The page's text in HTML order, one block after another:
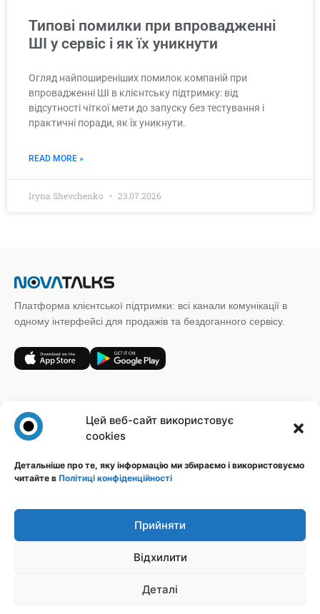
Цей веб-сайт використовує
cookies
Детальніше про те, яку інформацію ми збираємо і використовуємо
читайте в Політиці конфіденційності
Прийняти
Відхилити
Деталі
Типові помилки при впровадженні
ШІ у сервіс і як їх уникнути
Огляд найпоширеніших помилок компаній при
впровадженні ШІ в клієнтську підтримку: від
відсутності чіткої мети до запуску без тестування і
практичні поради, як їх уникнути.
READ MORE »
Iryna Shevchenko 23.07.2026
Платформа клієнтської підтримки: всі канали комунікації в
одному інтерфейсі для продажів та бездоганного сервісу.
sales@novatalks.com.ua
Форма зворотного зв'язку
Ідеї
Правова інформація